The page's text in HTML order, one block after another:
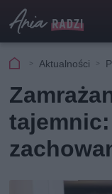
Aktualności